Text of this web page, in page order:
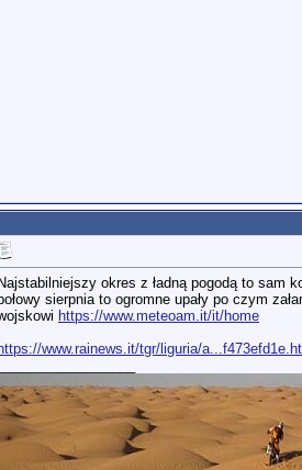
Najstabilniejszy okres z ładną pogodą to sam
sierpnia to ogromne upały po czym
https://www.meteoam.it/it/home
https://www.rainews.it/tgr/liguria/